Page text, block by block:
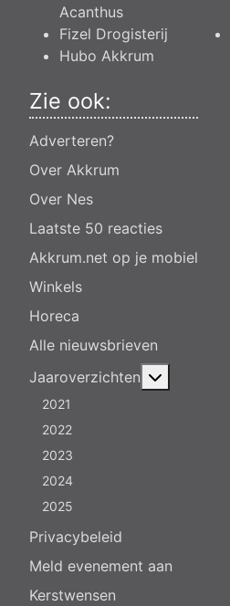
Acanthus
Fizel Drogisterij
Hubo Akkrum
Zie ook:
Adverteren?
Over Akkrum
Over Nes
Laatste 50 reacties
Akkrum.net op je mobiel
Winkels
Horeca
Alle nieuwsbrieven
Jaaroverzichten
2021
2022
2023
2024
2025
Privacybeleid
Meld evenement aan
Kerstwensen